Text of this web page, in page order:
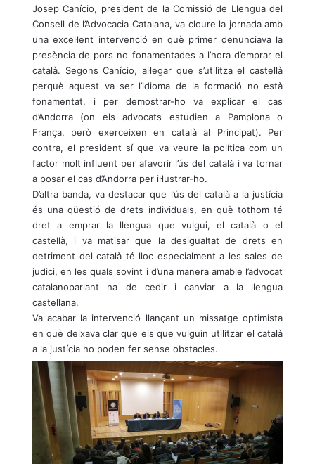
Josep Canício, president de la Comissió de Llengua del
Consell de l’Advocacia Catalana, va cloure la jornada amb
una excel·lent intervenció en què primer denunciava la
presència de pors no fonamentades a l’hora d’emprar el
català. Segons Canício, al·legar que s’utilitza el castellà
perquè aquest va ser l’idioma de la formació no està
fonamentat, i per demostrar-ho va explicar el cas
d’Andorra (on els advocats estudien a Pamplona o
França, però exerceixen en català al Principat). Per
contra, el president sí que va veure la política com un
factor molt influent per afavorir l’ús del català i va tornar
a posar el cas d’Andorra per il·lustrar-ho.
D’altra banda, va destacar que l’ús del català a la justícia
és una qüestió de drets individuals, en què tothom té
dret a emprar la llengua que vulgui, el català o el
castellà, i va matisar que la desigualtat de drets en
detriment del català té lloc especialment a les sales de
judici, en les quals sovint i d’una manera amable l’advocat
catalanoparlant ha de cedir i canviar a la llengua
castellana.
Va acabar la intervenció llançant un missatge optimista
en què deixava clar que els que vulguin utilitzar el català
a la justícia ho poden fer sense obstacles.